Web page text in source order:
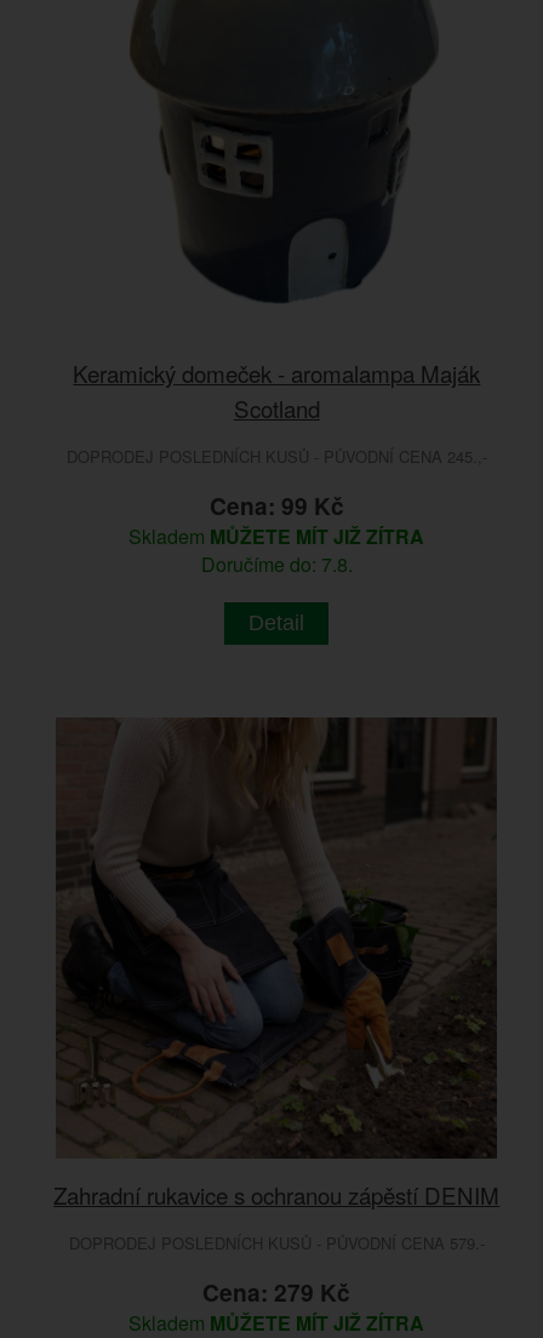
Keramický domeček - aromalampa Maják
Scotland
DOPRODEJ POSLEDNÍCH KUSŮ - PŮVODNÍ CENA 245.,-
Cena: 99 Kč
Skladem MŮŽETE MÍT JIŽ ZÍTRA
Doručíme do: 7.8.
Detail
Zahradní rukavice s ochranou zápěstí DENIM
DOPRODEJ POSLEDNÍCH KUSŮ - PŮVODNÍ CENA 579.-
Cena: 279 Kč
Skladem MŮŽETE MÍT JIŽ ZÍTRA